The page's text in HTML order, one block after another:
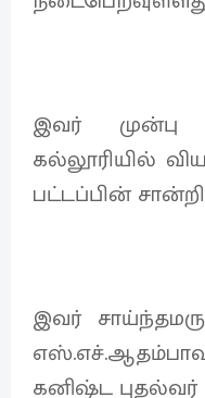
இவர்
கல்லூரியில்
பட்டப்பின்
இவர்
கனிஷ்ட புதல்வர்